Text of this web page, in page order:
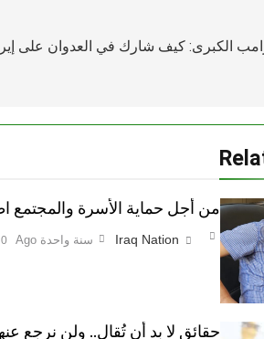
الكبرى: كيف شارك في العدوان على
من أجل حماية الأسرة والمجتمع اطفاء
Iraq Nation سنة واحدة Ago 0
حقائق لا بد أن تُقال.. ولن نرجع